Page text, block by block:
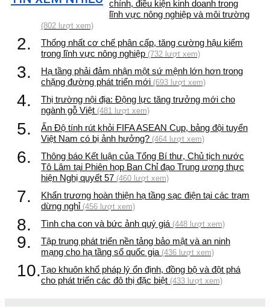
chính, điều kiện kinh doanh trong
lĩnh vực nông nghiệp và môi trường
(802 lượt xem)
2.
Thống nhất cơ chế phân cấp, tăng cường hậu kiểm
trong lĩnh vực nông nghiệp (732 lượt xem)
3.
Hạ tầng phải đảm nhận một sứ mệnh lớn hơn trong
chặng đường phát triển mới (693 lượt xem)
4.
Thị trường nội địa: Động lực tăng trưởng mới cho
ngành gỗ Việt (481 lượt xem)
5.
Ấn Độ tính rút khỏi FIFA ASEAN Cup, bảng đội tuyển
Việt Nam có bị ảnh hưởng? (464 lượt xem)
6.
Thông báo Kết luận của Tổng Bí thư, Chủ tịch nước
Tô Lâm tại Phiên họp Ban Chỉ đạo Trung ương thực
hiện Nghị quyết 57 (460 lượt xem)
7.
Khẩn trương hoàn thiện hạ tầng sạc điện tại các trạm
dừng nghỉ (456 lượt xem)
8. Tình cha con và bức ảnh quý giá (448 lượt xem)
9.
Tập trung phát triển nền tảng bảo mật và an ninh
mạng cho hạ tầng số quốc gia (436 lượt xem)
10.Tạo khuôn khổ pháp lý ổn định, đồng bộ và đột phá
cho phát triển các đô thị đặc biệt (433 lượt xem)